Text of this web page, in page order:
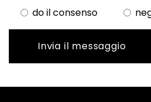
do il consenso
Invia il messaggio